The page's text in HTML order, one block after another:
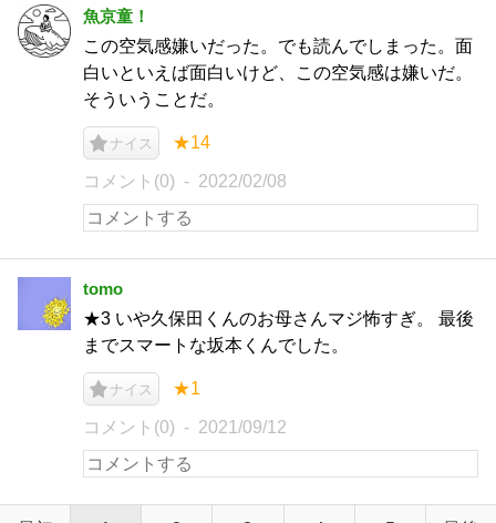
魚京童！
この空気感嫌いだった。でも読んでしまった。面
白いといえば面白いけど、この空気感は嫌いだ。
そういうことだ。
ナイス ★14
コメント(0) 2022/02/08
tomo
★3 いや久保田くんのお母さんマジ怖すぎ。 最後
までスマートな坂本くんでした。
ナイス ★1
コメント(0) 2021/09/12